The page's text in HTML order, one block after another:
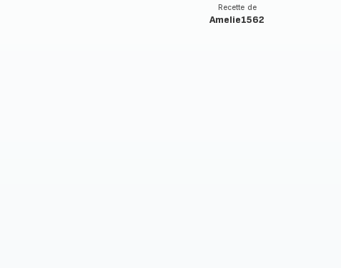
Recette de
Amelie1562